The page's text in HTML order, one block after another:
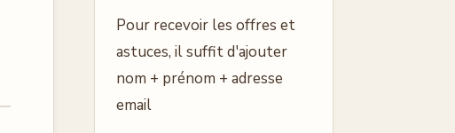
Pour recevoir les offres et
astuces, il suffit d'ajouter
nom + prénom + adresse
email